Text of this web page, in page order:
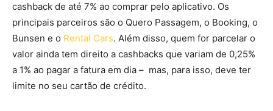
cashback de até 7% ao comprar pelo aplicativo. Os
principais parceiros são o Quero Passagem, o Booking, o
Bunsen e o Rental Cars. Além disso, quem for parcelar o
valor ainda tem direito a cashbacks que variam de 0,25%
a 1% ao pagar a fatura em dia – mas, para isso, deve ter
limite no seu cartão de crédito.